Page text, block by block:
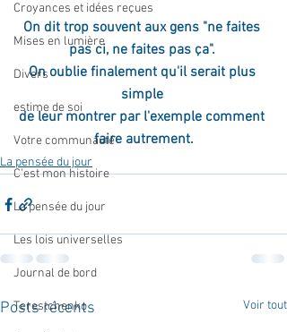
Croyances et idées reçues
Mises en lumière
Divers
estime de soi
Votre communauté
C'est mon histoire
La pensée du jour
Les lois universelles
Journal de bord
Terestchenko
On dit trop souvent aux gens "ne faites
pas ci, ne faites pas ça".
On oublie finalement qu'il serait plus
simple
de leur montrer par l'exemple comment
faire autrement.
La pensée du jour
Posts récents Voir tout